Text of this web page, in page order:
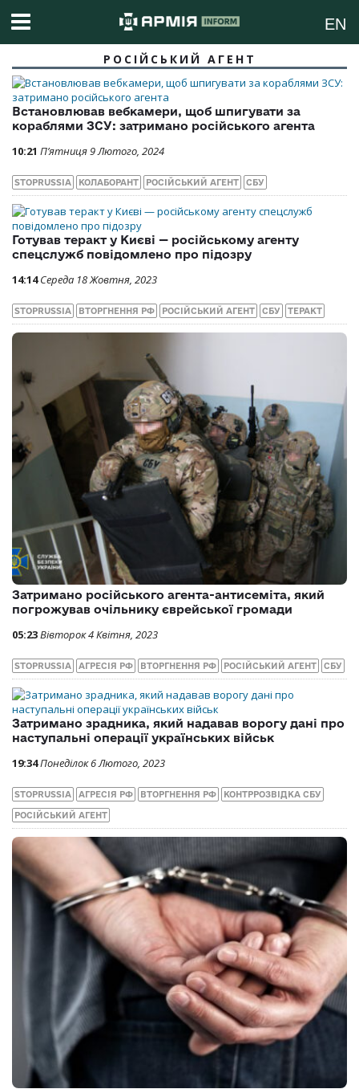
EN
РОСІЙСЬКИЙ АГЕНТ
Встановлював вебкамери, щоб шпигувати за
кораблями ЗСУ: затримано російського агента
10:21 П’ятниця 9 Лютого, 2024
STOPRUSSIA КОЛАБОРАНТ РОСІЙСЬКИЙ АГЕНТ СБУ
Готував теракт у Києві — російському агенту
спецслужб повідомлено про підозру
14:14 Середа 18 Жовтня, 2023
STOPRUSSIA ВТОРГНЕННЯ РФ РОСІЙСЬКИЙ АГЕНТ СБУ ТЕРАКТ
Затримано російського агента-антисеміта, який
погрожував очільнику єврейської громади
05:23Вівторок 4 Квітня, 2023
STOPRUSSIA АГРЕСІЯ РФ ВТОРГНЕННЯ РФ РОСІЙСЬКИЙ АГЕНТ СБУ
Затримано зрадника, який надавав ворогу дані про
наступальні операції українських військ
19:34Понеділок 6 Лютого, 2023
STOPRUSSIA АГРЕСІЯ РФ ВТОРГНЕННЯ РФ КОНТРРОЗВІДКА СБУ
РОСІЙСЬКИЙ АГЕНТ